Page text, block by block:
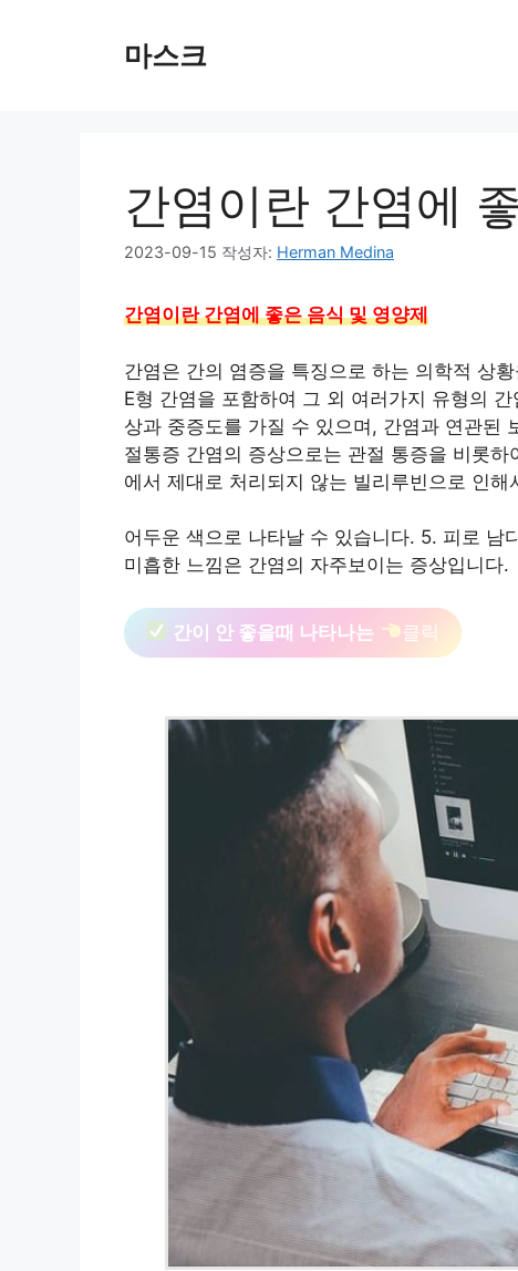
마스크
간염이란 간염에
2023-09-15 작성자: Herman Medina
간염이란 간염에 좋은 음식 및 영양제
간염은 간의 염증을 특징으로 하는 의학적 상
E형 간염을 포함하여 그 외 여러가지 유형의
상과 중증도를 가질 수 있으며, 간염과 연관
절통증 간염의 증상으로는 관절 통증을 비롯
에서 제대로 처리되지 않는 빌리루빈으로 인해
어두운 색으로 나타날 수 있습니다. 5. 피로 남
미흡한 느낌은 간염의 자주보이는 증상입니다.
간이 안 좋을때 나타나는 클릭